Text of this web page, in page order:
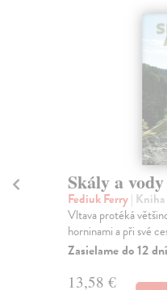
Skály a vody
Fediuk Ferry| Kniha
Vltava protéká většinou
horninami a při své
Zasielame do 12 dní
13,58 €